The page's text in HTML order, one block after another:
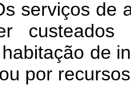
serviços de
custeados
de
por